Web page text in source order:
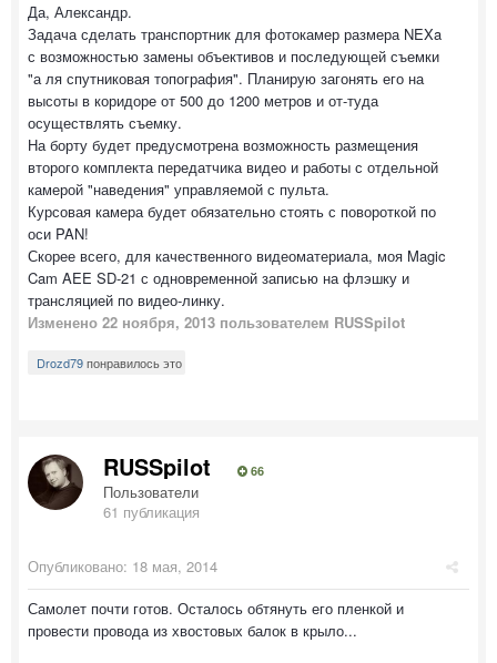
Да, Александр.
Задача сделать транспортник для фотокамер размера NEXa
с возможностью замены объективов и последующей съемки
"а ля спутниковая топография". Планирую загонять его на
высоты в коридоре от 500 до 1200 метров и от-туда
осуществлять съемку.
На борту будет предусмотрена возможность размещения
второго комплекта передатчика видео и работы с отдельной
камерой "наведения" управляемой с пульта.
Курсовая камера будет обязательно стоять с повороткой по
оси PAN!
Скорее всего, для качественного видеоматериала, моя Magic
Cam AEE SD-21 с одновременной записью на флэшку и
трансляцией по видео-линку.
Изменено 22 ноября, 2013 пользователем RUSSpilot
Drozd79понравилось это
RUSSpilot 66
Пользователи
61 публикация
Опубликовано: 18 мая, 2014
Самолет почти готов. Осталось обтянуть его пленкой и
провести провода из хвостовых балок в крыло...